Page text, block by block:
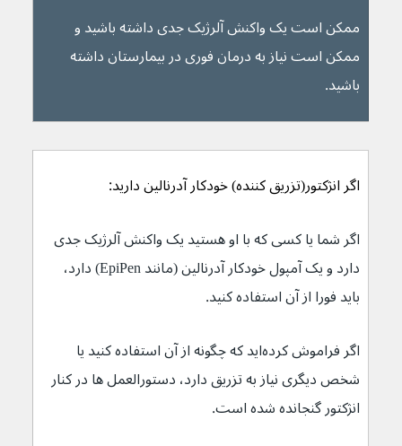
ممکن است یک واکنش آلرژیک جدی داشته باشید و
ممکن است نیاز به درمان فوری در بیمارستان داشته
باشید.
اگر انژکتور(تزریق کننده) خودکار آدرنالین دارید:
اگر شما یا کسی که با او هستید یک واکنش آلرژیک جدی
دارد و یک آمپول خودکار آدرنالین (مانند EpiPen) دارد،
باید فورا از آن استفاده کنید.
اگر فراموش کرده‌اید که چگونه از آن استفاده کنید یا
شخص دیگری نیاز به تزریق دارد، دستورالعمل ها در کنار
انژکتور گنجانده شده است.